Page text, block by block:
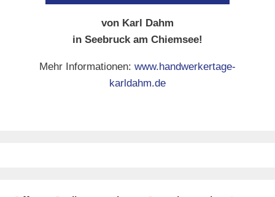
von Karl Dahm
in Seebruck am Chiemsee!
Mehr Informationen: www.handwerkertage-
karldahm.de